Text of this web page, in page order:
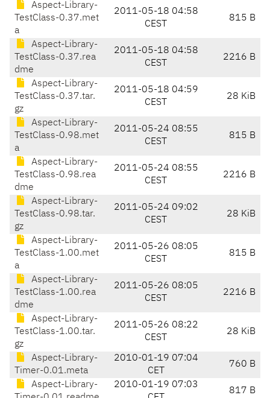
Aspect-Library-
TestClass-0.37.met
a
2011-05-18 04:58
CEST
815 B
Aspect-Library-
TestClass-0.37.rea
dme
2011-05-18 04:58
CEST
2216 B
Aspect-Library-
TestClass-0.37.tar.
gz
2011-05-18 04:59
CEST
28 KiB
Aspect-Library-
TestClass-0.98.met
a
2011-05-24 08:55
CEST
815 B
Aspect-Library-
TestClass-0.98.rea
dme
2011-05-24 08:55
CEST
2216 B
Aspect-Library-
TestClass-0.98.tar.
gz
2011-05-24 09:02
CEST
28 KiB
Aspect-Library-
TestClass-1.00.met
a
2011-05-26 08:05
CEST
815 B
Aspect-Library-
TestClass-1.00.rea
dme
2011-05-26 08:05
CEST
2216 B
Aspect-Library-
TestClass-1.00.tar.
gz
2011-05-26 08:22
CEST
28 KiB
Aspect-Library-
Timer-0.01.meta
2010-01-19 07:04
CET
760 B
Aspect-Library-
2010-01-19 07:03
817 B